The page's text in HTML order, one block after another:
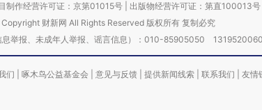
制作经营许可证：京第01015号| 出版物经营许可证：第直100013号
Copyright 财新网 All Rights Reserved 版权所有 复制必究
息举报、未成年人举报、谣言信息）：010-85905050
们 啄木鸟公益基金会 意见与反馈 提供新闻线索 联系我们 友情